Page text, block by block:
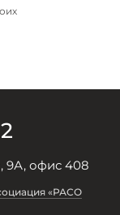
9А, офис 408
«РАСО